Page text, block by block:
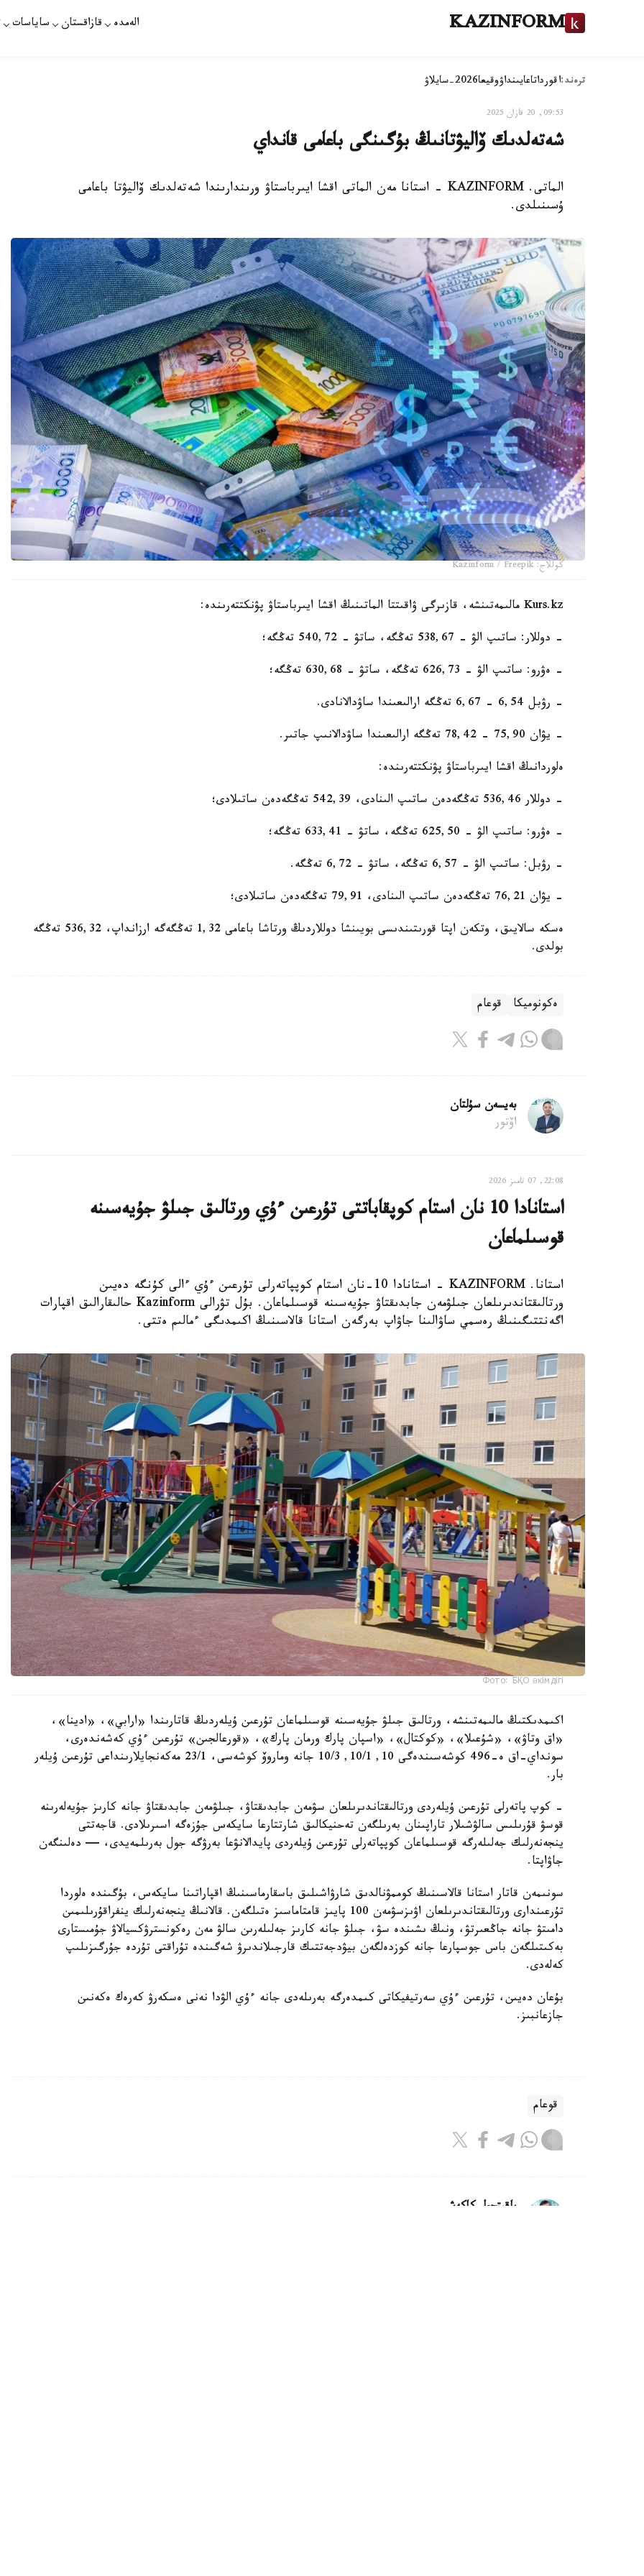
KAZINFORM الەمدە قازاقستان ساياسات
ترەند:اقورداتاعايىنداۋوقيعا2026-سايلاۋ
09:53, 20 قازان 2025
شەتەلدىك ۆاليۋتانىڭ بۇگىنگى باعامى قانداي
الماتى. KAZINFORM - استانا مەن الماتى اقشا ايىرباستاۋ ورىندارىندا شەتەلدىك ۆاليۋتا باعامى
ۇسىنىلدى.
كوللاج: Kazinform / Freepik
Kurs.kz مالىمەتىنشە، قازىرگى ۋاقىتتا الماتىنىڭ اقشا ايىرباستاۋ پۋنكتتەرىندە:
- دوللار: ساتىپ الۋ - 538,67 تەڭگە، ساتۋ - 540,72 تەڭگە؛
- ەۋرو: ساتىپ الۋ - 626,73 تەڭگە، ساتۋ - 630,68 تەڭگە؛
- رۋبل 6,54 - 6,67 تەڭگە ارالىعىندا ساۋدالانادى.
- يۋان 75,90 - 78,42 تەڭگە ارالىعىندا ساۋدالانىپ جاتىر.
ەلوردانىڭ اقشا ايىرباستاۋ پۋنكتتەرىندە:
- دوللار 536,46 تەڭگەدەن ساتىپ الىنادى، 542,39 تەڭگەدەن ساتىلادى؛
- ەۋرو: ساتىپ الۋ - 625,50 تەڭگە، ساتۋ - 633,41 تەڭگە؛
- رۋبل: ساتىپ الۋ - 6,57 تەڭگە، ساتۋ - 6,72 تەڭگە.
- يۋان 76,21 تەڭگەدەن ساتىپ الىنادى، 79,91 تەڭگەدەن ساتىلادى؛
ەسكە سالايىق، وتكەن اپتا قورىتىندىسى بويىنشا دوللاردىڭ ورتاشا باعامى 1,32 تەڭگەگە ارزانداپ، 536,32 تەڭگە
بولدى.
ەكونوميكا قوعام
بەيسەن سۇلتان
اۆتور
22:08, 07 تامىز 2026
استانادا 10 نان استام كوپقاباتتى تۇرعىن ءۇي ورتالىق جىلۋ جۇيەسىنە
قوسىلماعان
استانا. KAZINFORM - استانادا 10-نان استام كوپپاتەرلى تۇرعىن ءۇي ءالى كۇنگە دەيىن
ورتالىقتاندىرىلعان جىلۋمەن جابدىقتاۋ جۇيەسىنە قوسىلماعان. بۇل تۋرالى Kazinform حالىقارالىق اقپارات
اگەنتتىگىنىڭ رەسمي ساۋالىنا جاۋاپ بەرگەن استانا قالاسىنىڭ اكىمدىگى ءمالىم ەتتى.
Фото: БҚО әкімдігі
اكىمدىكتىڭ مالىمەتىنشە، ورتالىق جىلۋ جۇيەسىنە قوسىلماعان تۇرعىن ۇيلەردىڭ قاتارىندا «ارابي»، «ادينا»،
«اق وتاۋ»، «شۇعىلا»، «كوكتال»، «اسپان پارك ورمان پارك»، «قورعالجىن» تۇرعىن ءۇي كەشەندەرى،
سونداي-اق ە-496 كوشەسىندەگى 10, 10/1, 10/3 جانە وماروۆ كوشەسى، 23/1 مەكەنجايلارىنداعى تۇرعىن ۇيلەر
بار.
- كوپ پاتەرلى تۇرعىن ۇيلەردى ورتالىقتاندىرىلعان سۋمەن جابدىقتاۋ، جىلۋمەن جابدىقتاۋ جانە كارىز جۇيەلەرىنە
قوسۋ قۇرىلىس سالۋشىلار تاراپىنان بەرىلگەن تەحنيكالىق شارتتارعا سايكەس جۇزەگە اسىرىلادى. قاجەتتى
ينجەنەرلىك جەلىلەرگە قوسىلماعان كوپپاتەرلى تۇرعىن ۇيلەردى پايدالانۋعا بەرۋگە جول بەرىلمەيدى، — دەلىنگەن
جاۋاپتا.
سونىمەن قاتار استانا قالاسىنىڭ كوممۋنالدىق شارۋاشىلىق باسقارماسىنىڭ اقپاراتىنا سايكەس، بۇگىندە ەلوردا
تۇرعىندارى ورتالىقتاندىرىلعان اۋىزسۋمەن 100 پايىز قامتاماسىز ەتىلگەن. قالانىڭ ينجەنەرلىك ينفراقۇرىلىمىن
دامىتۋ جانە جاڭعىرتۋ، ونىڭ ىشىندە سۋ، جىلۋ جانە كارىز جەلىلەرىن سالۋ مەن رەكونسترۋكسيالاۋ جۇمىستارى
بەكىتىلگەن باس جوسپارعا جانە كوزدەلگەن بيۋدجەتتىك قارجىلاندىرۋ شەگىندە تۇراقتى تۇردە جۇرگىزىلىپ
كەلەدى.
بۇعان دەيىن، تۇرعىن ءۇي سەرتيفيكاتى كىمدەرگە بەرىلەدى جانە ءۇي الۋدا نەنى ەسكەرۋ كەرەك ەكەنىن
جازعانبىز.
قوعام
باقىتجول كاكەش